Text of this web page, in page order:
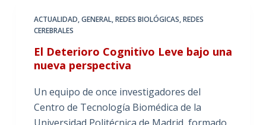
ACTUALIDAD,GENERAL,REDES BIOLÓGICAS,REDES
CEREBRALES
El Deterioro Cognitivo Leve bajo una
nueva perspectiva
Un equipo de once investigadores del
Centro de Tecnología Biomédica de la